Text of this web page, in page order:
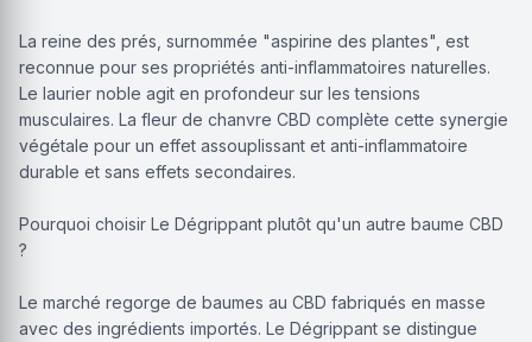
La reine des prés, surnommée "aspirine des plantes", est
reconnue pour ses propriétés anti-inflammatoires naturelles.
Le laurier noble agit en profondeur sur les tensions
musculaires. La fleur de chanvre CBD complète cette synergie
végétale pour un effet assouplissant et anti-inflammatoire
durable et sans effets secondaires.
Pourquoi choisir Le Dégrippant plutôt qu'un autre baume CBD
?
Le marché regorge de baumes au CBD fabriqués en masse
avec des ingrédients importés. Le Dégrippant se distingue